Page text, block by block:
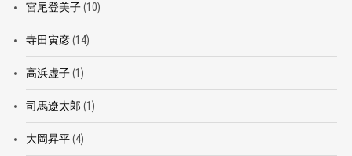
宮尾登美子(10)
寺田寅彦(14)
高浜虚子(1)
司馬遼太郎 (1)
大岡昇平(4)